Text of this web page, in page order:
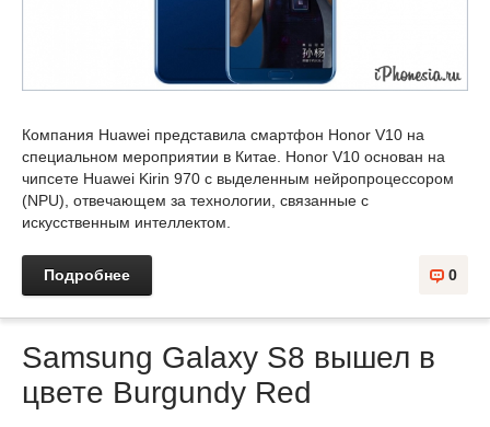
Компания Huawei представила смартфон Honor V10 на
специальном мероприятии в Китае. Honor V10 основан на
чипсете Huawei Kirin 970 с выделенным нейропроцессором
(NPU), отвечающем за технологии, связанные с
искусственным интеллектом.
Подробнее 0
Samsung Galaxy S8 вышел в
цвете Burgundy Red